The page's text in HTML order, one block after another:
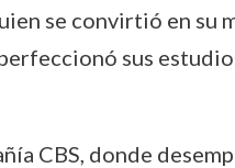
se convirtió en su
sus
CBS, donde